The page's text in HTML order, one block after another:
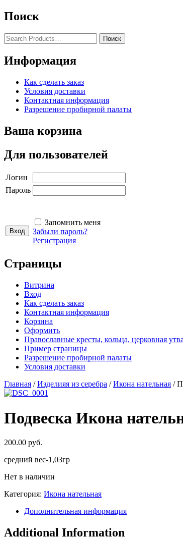
Поиск
Информация
Как сделать заказ
Условия доставки
Контактная информация
Разрешение пробирной палаты
Ваша корзина
Для пользователей
Логин
Пароль
Запомнить меня
Забыли пароль?
Регистрация
Страницы
Витрина
Вход
Как сделать заказ
Контактная информация
Корзина
Оформить
Православные кресты, кольца, церковная
Пример страницы
Разрешение пробирной палаты
Условия доставки
Главная /Изделияя из серебра /Икона нательная /
Подвеска Икона
200.00 руб.
средний вес-1,03гр
Нет в наличии
Категория: Икона нательная
Дополнительная информация
Additional Information